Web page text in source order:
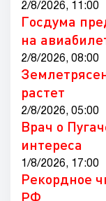
2/8/2026, 11:00
Госдума
на
2/8/2026, 08:00
растет
2/8/2026, 05:00
Врач о
интереса
1/8/2026, 17:00
Рекордное
РФ